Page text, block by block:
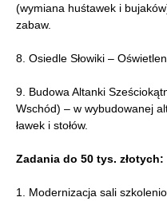
(wymiana huśtawek i
zabaw.
8. Osiedle Słowiki –
9. Budowa Altanki
Wschód) – w wybudowanej
ławek i stołów.
Zadania do 50 tys. złotych:
1. Modernizacja sali